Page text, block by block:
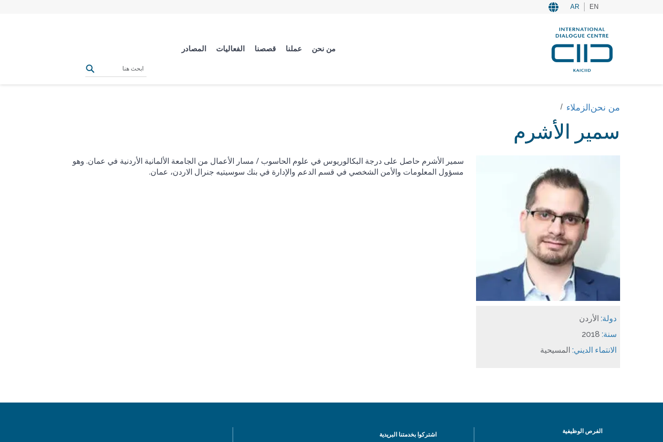
EN
AR
من نحن عملنا قصصنا الفعاليات المصادر
من نحن الزملاء
سمير الأشرم
دولة: الأردن
سنة: 2018
الانتماء الديني: المسيحية
سمير الأشرم حاصل على درجة البكالوريوس في علوم الحاسوب / مسار الأعمال من الجامعة الألمانية الأردنية في عمان. وهو
مسؤول المعلومات والأمن الشخصي في قسم الدعم والإدارة في بنك سوسيتيه جنرال الاردن، عمان.
الفرص الوظيفية اشتركوا بخدمتنا البريدية